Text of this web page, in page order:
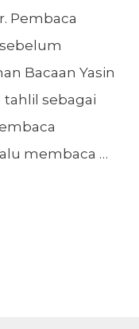
Pembaca
Bacaan Yasin
tahlil sebagai
membaca …